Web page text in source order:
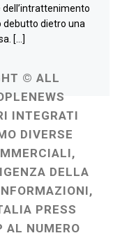
debutto dietro una
[…]
© ALL
INTEGRATI
DIVERSE
DELLA
PRESS
AL NUMERO